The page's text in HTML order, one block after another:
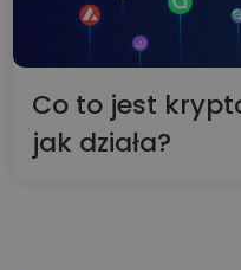
Co to jest
jak działa?